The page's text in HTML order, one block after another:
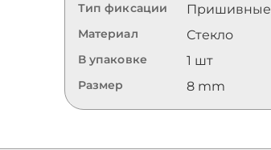
Тип фиксации Пришивные
Материал Стекло
В упаковке 1 шт
Размер 8 mm